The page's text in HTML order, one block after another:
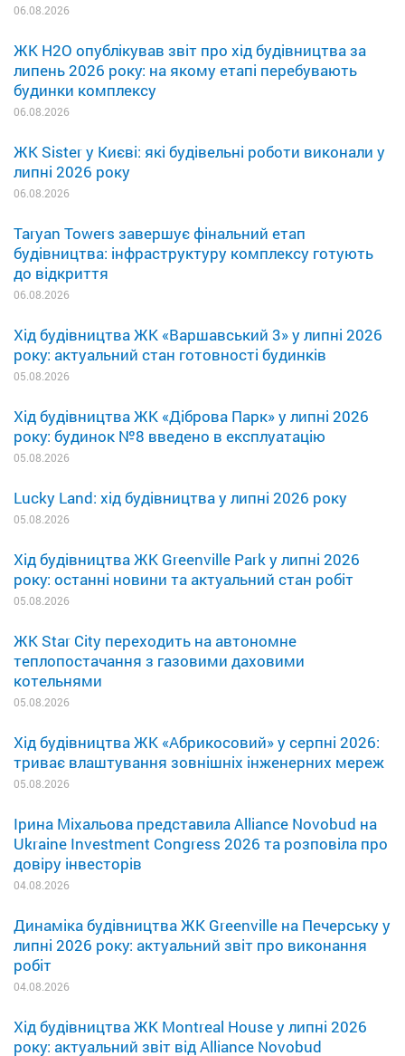
06.08.2026
ЖК H2O опублікував звіт про хід будівництва за
липень 2026 року: на якому етапі перебувають
будинки комплексу
06.08.2026
ЖК Sister у Києві: які будівельні роботи виконали у
липні 2026 року
06.08.2026
Taryan Towers завершує фінальний етап
будівництва: інфраструктуру комплексу готують
до відкриття
06.08.2026
Хід будівництва ЖК «Варшавський 3» у липні 2026
року: актуальний стан готовності будинків
05.08.2026
Хід будівництва ЖК «Діброва Парк» у липні 2026
року: будинок №8 введено в експлуатацію
05.08.2026
Lucky Land: хід будівництва у липні 2026 року
05.08.2026
Хід будівництва ЖК Greenville Park у липні 2026
року: останні новини та актуальний стан робіт
05.08.2026
ЖК Star City переходить на автономне
теплопостачання з газовими даховими
котельнями
05.08.2026
Хід будівництва ЖК «Абрикосовий» у серпні 2026:
триває влаштування зовнішніх інженерних мереж
05.08.2026
Ірина Міхальова представила Alliance Novobud на
Ukraine Investment Congress 2026 та розповіла про
довіру інвесторів
04.08.2026
Динаміка будівництва ЖК Greenville на Печерську у
липні 2026 року: актуальний звіт про виконання
робіт
04.08.2026
Хід будівництва ЖК Montreal House у липні 2026
року: актуальний звіт від Alliance Novobud